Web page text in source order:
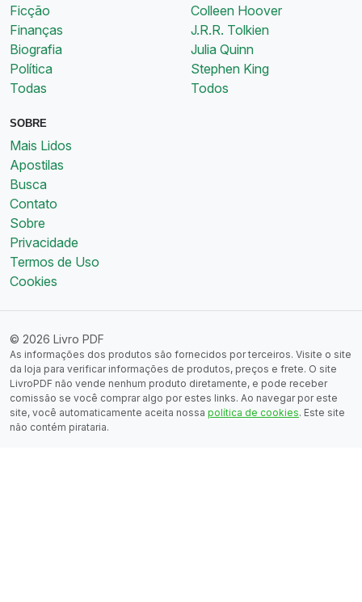
Ficção
Finanças
Biografia
Política
Todas
Colleen Hoover
J.R.R. Tolkien
Julia Quinn
Stephen King
Todos
SOBRE
Mais Lidos
Apostilas
Busca
Contato
Sobre
Privacidade
Termos de Uso
Cookies
© 2026 Livro PDF
As informações dos produtos são fornecidos por terceiros. Visite o site
da loja para verificar informações de produtos, preços e frete. O site
LivroPDF não vende nenhum produto diretamente, e pode receber
comissão se você comprar algo por estes links. Ao navegar por este
site, você automaticamente aceita nossa política de cookies. Este site
não contém pirataria.